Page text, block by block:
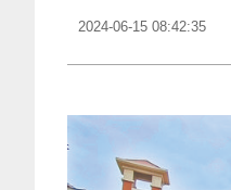
2024-06-15 08:42:35